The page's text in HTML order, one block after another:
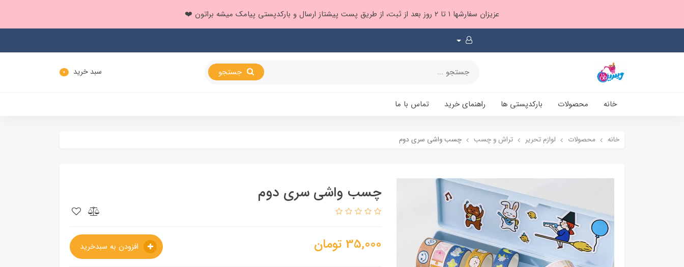
عزیزان سفارشها ۱ تا ۲ روز بعد از ثبت، از طریق پست پیشتاز ارسال و بارکدپستی پیامک میشه براتون ❤️
سبد خرید 0
خانه محصولات بارکدپستی ها راهنمای خرید تماس با ما
خانه محصولات لوازم تحریر تراش و چسب چسب واشی سری دوم
چسب واشی سری دوم
35,000 تومان